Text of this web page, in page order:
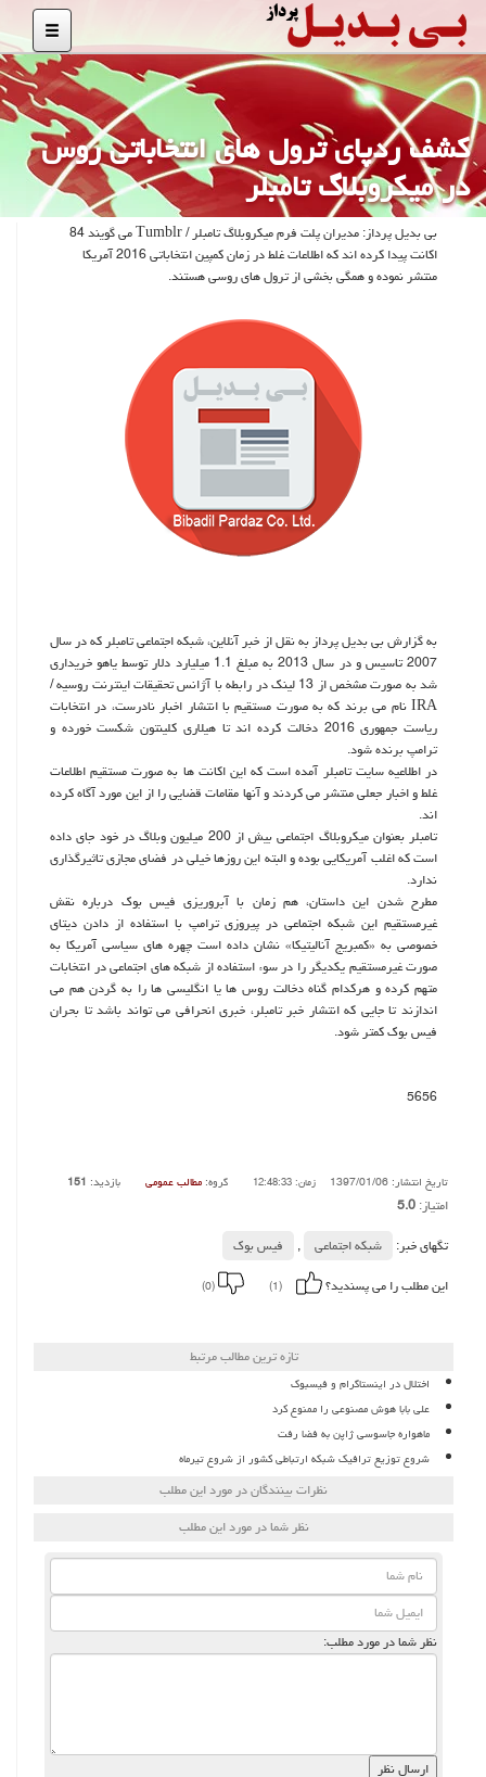
كشف ردپای ترول های انتخاباتی روس
در میكروبلاگ تامبلر
بی بدیل پرداز: مدیران پلت فرم میكروبلاگ تامبلر / Tumblr می گویند 84
اكانت پیدا كرده اند كه اطلاعات غلط در زمان كمپین انتخاباتی 2016 آمریكا
منتشر نموده و همگی بخشی از ترول های روسی هستند.
به گزارش بی بدیل پرداز به نقل از خبر آنلاین، شبكه اجتماعی تامبلر كه در سال
2007 تاسیس و در سال 2013 به مبلغ 1.1 میلیارد دلار توسط یاهو خریداری
شد به صورت مشخص از 13 لینك در رابطه با آژانس تحقیقات اینترنت روسیه /
IRA نام می برند كه به صورت مستقیم با انتشار اخبار نادرست، در انتخابات
ریاست جمهوری 2016 دخالت كرده اند تا هیلاری كلینتون شكست خورده و
ترامپ برنده شود.
در اطلاعیه سایت تامبلر آمده است كه این اكانت ها به صورت مستقیم اطلاعات
غلط و اخبار جعلی منتشر می كردند و آنها مقامات قضایی را از این مورد آگاه كرده
اند.
تامبلر بعنوان میكروبلاگ اجتماعی بیش از 200 میلیون وبلاگ در خود جای داده
است كه اغلب آمریكایی بوده و البته این روزها خیلی در فضای مجازی تاثیرگذاری
ندارد.
مطرح شدن این داستان، هم زمان با آبروریزی فیس بوك درباره نقش
غیرمستقیم این شبكه اجتماعی در پیروزی ترامپ با استفاده از دادن دیتای
خصوصی به «كمبریج آنالیتیكا» نشان داده است چهره های سیاسی آمریكا به
صورت غیرمستقیم یكدیگر را در سوء استفاده از شبكه های اجتماعی در انتخابات
متهم كرده و هركدام گناه دخالت روس ها یا انگلیسی ها را به گردن هم می
اندازند تا جایی كه انتشار خبر تامبلر، خبری انحرافی می تواند باشد تا بحران
فیس بوك كمتر شود.
5656
تاریخ انتشار: 1397/01/06 زمان: 12:48:33 گروه: مطالب عمومی بازدید: 151
امتیاز:5.0
تگهای خبر:
شبكه اجتماعی ,
فیس بوك
این مطلب را می پسندید؟
(1)
(0)
تازه ترین مطالب مرتبط
اختلال در اینستاگرام و فیسبوک
علی بابا هوش مصنوعی را ممنوع کرد
ماهواره جاسوسی ژاپن به فضا رفت
شروع توزیع ترافیک شبکه ارتباطی کشور از شروع تیرماه
نظرات بینندگان در مورد این مطلب
نظر شما در مورد این مطلب
نظر شما در مورد مطلب: